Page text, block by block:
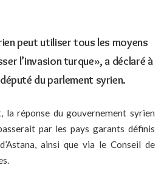
peut utiliser tous les moyens
l’invasion turque», a déclaré à
du parlement syrien.
la réponse du gouvernement syrien
par les pays garants définis
ainsi que via le Conseil de